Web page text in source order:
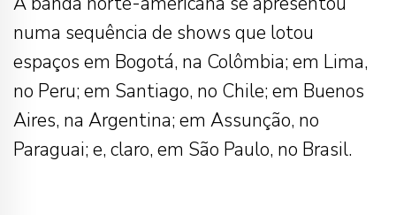
numa sequência de shows que lotou
espaços em Bogotá, na Colômbia; em Lima,
no Peru; em Santiago, no Chile; em Buenos
Aires, na Argentina; em Assunção, no
Paraguai; e, claro, em São Paulo, no Brasil.